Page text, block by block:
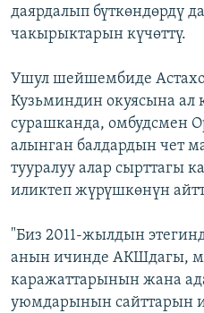
даярдалып бүткөндөрдү
чакырыктарын күчөттү.
Ушул шейшембиде
Кузьминдин окуясына ал
сурашканда, омбудсмен
алынган балдардын чет
тууралуу алар сырттагы
иликтеп жүрүшкөнүн
"Биз 2011-жылдын
анын ичинде АКШдагы,
каражаттарынын жана
уюмдарынын сайттарын